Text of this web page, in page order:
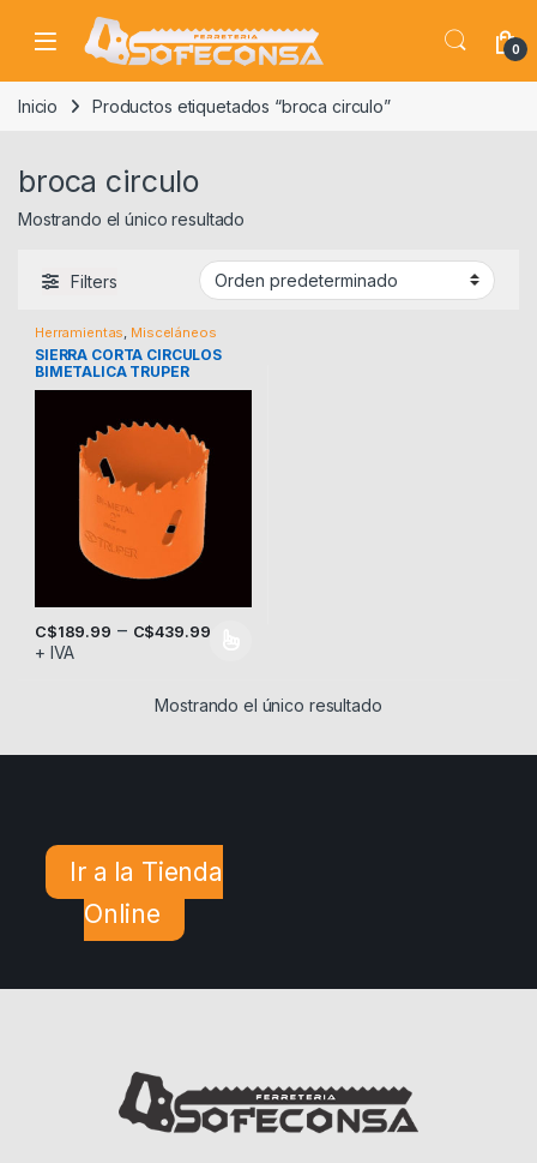
Skip to navigation
Skip to content
0
Inicio Productos etiquetados “broca circulo”
broca circulo
Mostrando el único resultado
Filters
Herramientas, Misceláneos
SIERRA CORTA CIRCULOS
BIMETALICA TRUPER
C$189.99 – C$439.99
+ IVA
Este producto tiene múltiples variantes. Las opciones se
Mostrando el único resultado
Ir a la Tienda
Online